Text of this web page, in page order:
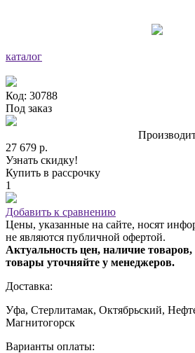
каталог
Код: 30788
Под заказ
27 679 р.
Узнать скидку!
Купить в рассрочку
1
Добавить к сравнению
Цены, указанные на сайте, носят
не являются публичной офертой.
Актуальность цен, наличие
товары уточняйте у менеджеров.
Доставка:
Уфа, Стерлитамак, Октябрьский,
Магнитогорск
Варианты оплаты: